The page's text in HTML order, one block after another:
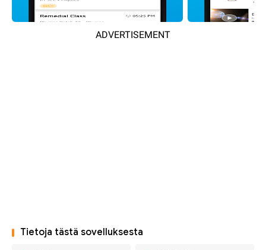
ADVERTISEMENT
Tietoja tästä sovelluksesta